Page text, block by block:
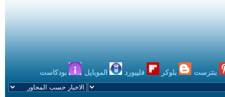
بنترست بلوكر فليبورد الموبايل بودكاست